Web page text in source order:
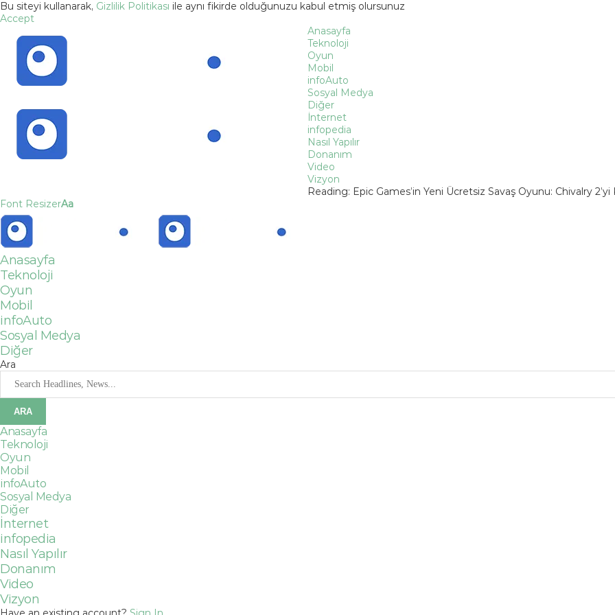
Bu siteyi kullanarak, Gizlilik Politikası ile aynı fikirde olduğunuzu kabul etmiş olursunuz
Accept
Anasayfa
Teknoloji
Oyun
Mobil
infoAuto
Sosyal Medya
Diğer
İnternet
infopedia
Nasıl Yapılır
Donanım
Video
Vizyon
Reading: Epic Games’in Yeni Ücretsiz Savaş Oyunu: Chivalry 2’yi
Font ResizerAa
Anasayfa
Teknoloji
Oyun
Mobil
infoAuto
Sosyal Medya
Diğer
Ara
Anasayfa
Teknoloji
Oyun
Mobil
infoAuto
Sosyal Medya
Diğer
İnternet
infopedia
Nasıl Yapılır
Donanım
Video
Vizyon